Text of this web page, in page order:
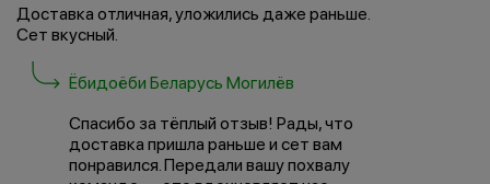
Доставка отличная, уложились даже раньше.
Сет вкусный.
Ёбидоёби Беларусь Могилёв
Спасибо за тёплый отзыв! Рады, что
доставка пришла раньше и сет вам
понравился. Передали вашу похвалу